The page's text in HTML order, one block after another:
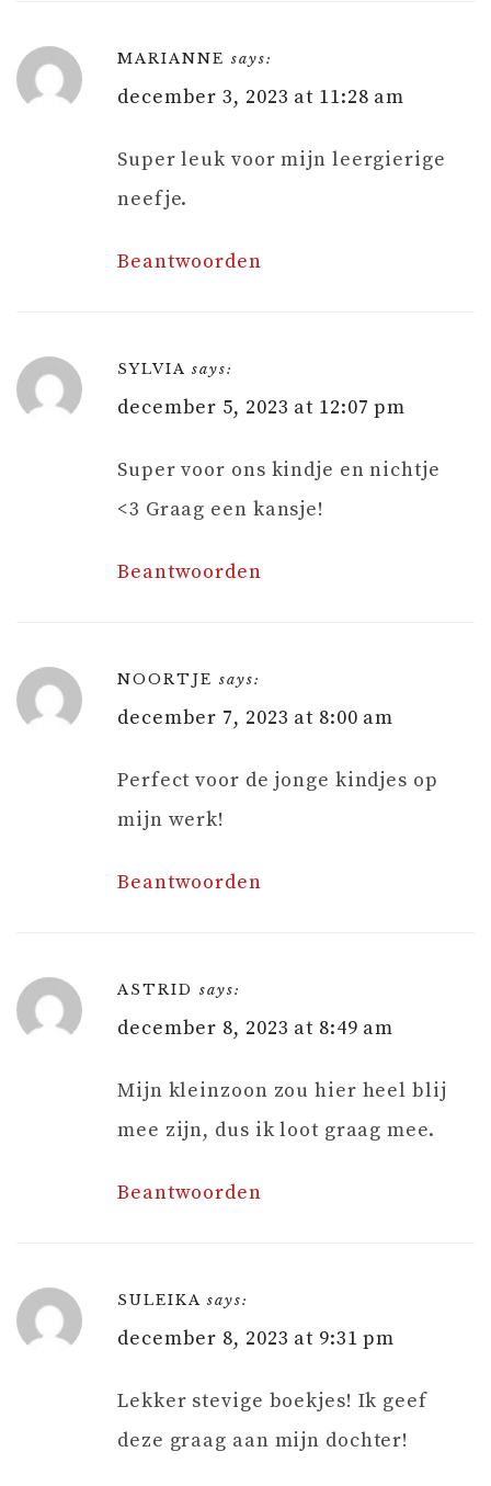
MARIANNE says:
december 3, 2023 at 11:28 am
Super leuk voor mijn leergierige
neefje.
Beantwoorden
SYLVIA says:
december 5, 2023 at 12:07 pm
Super voor ons kindje en nichtje
<3 Graag een kansje!
Beantwoorden
NOORTJE says:
december 7, 2023 at 8:00 am
Perfect voor de jonge kindjes op
mijn werk!
Beantwoorden
ASTRID says:
december 8, 2023 at 8:49 am
Mijn kleinzoon zou hier heel blij
mee zijn, dus ik loot graag mee.
Beantwoorden
SULEIKA says:
december 8, 2023 at 9:31 pm
Lekker stevige boekjes! Ik geef
deze graag aan mijn dochter!